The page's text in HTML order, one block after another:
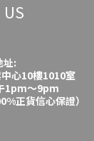
址:
心10樓1010室
1pm～9pm
正貨信心保證）